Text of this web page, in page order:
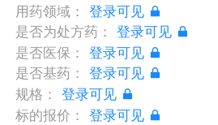
用药领域： 登录可见
是否为处方药： 登录可见
是否医保： 登录可见
是否基药： 登录可见
规格： 登录可见
标的报价： 登录可见